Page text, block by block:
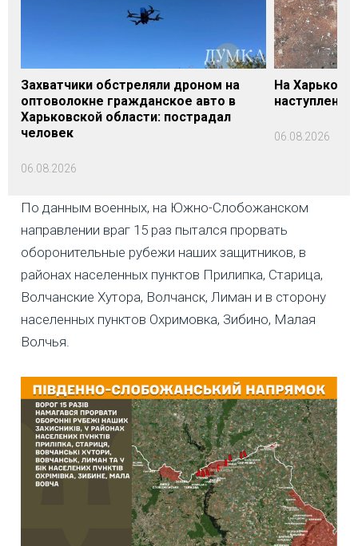
Захватчики обстреляли дроном на
оптоволокне гражданское авто в
Харьковской области: пострадал
человек
06.08.2026
На
06.08.2026
По данным военных, на Южно-Слобожанском
направлении враг 15 раз пытался прорвать
оборонительные рубежи наших защитников, в
районах населенных пунктов Прилипка, Старица,
Волчанские Хутора, Волчанск, Лиман и в сторону
населенных пунктов Охримовка, Зибино, Малая
Волчья.